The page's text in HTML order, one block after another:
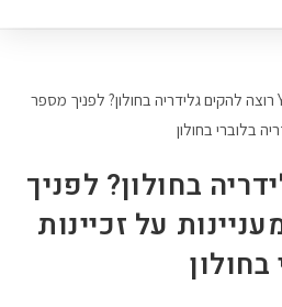
בחולון? לפניך
על זכיינות